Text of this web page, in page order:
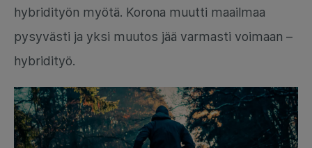
hybridityön myötä. Korona muutti maailmaa
pysyvästi ja yksi muutos jää varmasti voimaan –
hybridityö.